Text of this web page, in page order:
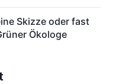
Skizze oder fast
Ökologe